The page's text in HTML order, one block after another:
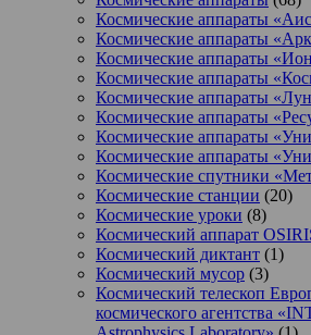
Космические аппараты
Космические аппараты
Космические аппараты
Космические аппараты
Космические аппараты
Космические аппараты
Космические аппараты
Космические аппараты
Космические спутники
Космические станции (20)
Космические уроки (8)
Космический аппарат
Космический диктант (1)
Космический мусор (3)
Космический телескоп
космического агентства